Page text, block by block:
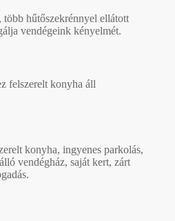
hűtőszekrénnyel ellátott
vendégeink kényelmét.
felszerelt konyha áll
konyha, ingyenes parkolás,
vendégház, saját kert, zárt